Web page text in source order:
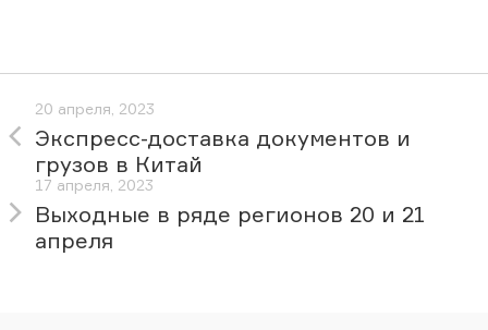
20 апреля, 2023
Экспресс-доставка документов и
грузов в Китай
17 апреля, 2023
Выходные в ряде регионов 20 и 21
апреля